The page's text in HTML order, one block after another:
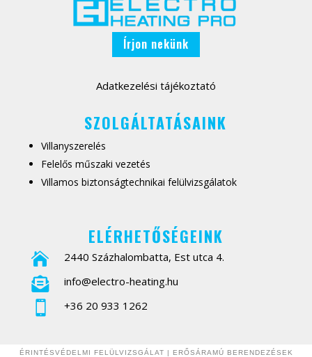
Írjon nekünk
Adatkezelési tájékoztató
SZOLGÁLTATÁSAINK
Villanyszerelés
Felelős műszaki vezetés
Villamos biztonságtechnikai felülvizsgálatok
ELÉRHETŐSÉGEINK
 2440 Százhalombatta, Est utca 4.
 info@electro-heating.hu
 +36 20 933 1262
ÉRINTÉSVÉDELMI FELÜLVIZSGÁLAT | ERŐSÁRAMÚ BERENDEZÉSEK